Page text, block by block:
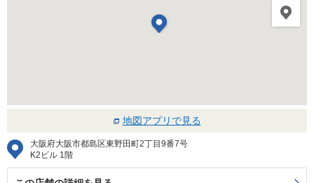
地図アプリで見る
大阪府大阪市都島区東野田町2丁目9番7号
K2ビル 1階